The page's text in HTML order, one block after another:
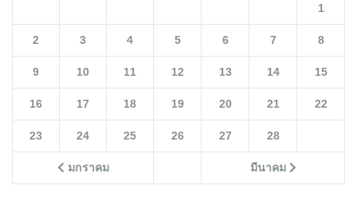
มกราคม มีนาคม
1
2 3 4 5 6 7 8
9 10 11 12 13 14 15
16 17 18 19 20 21 22
23 24 25 26 27 28